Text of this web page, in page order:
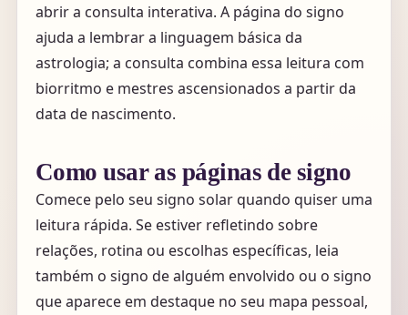
abrir a consulta interativa. A página do signo
ajuda a lembrar a linguagem básica da
astrologia; a consulta combina essa leitura com
biorritmo e mestres ascensionados a partir da
data de nascimento.
Como usar as páginas de signo
Comece pelo seu signo solar quando quiser uma
leitura rápida. Se estiver refletindo sobre
relações, rotina ou escolhas específicas, leia
também o signo de alguém envolvido ou o signo
que aparece em destaque no seu mapa pessoal,